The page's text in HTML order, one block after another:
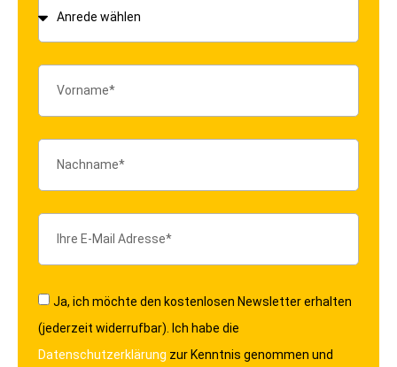
Ja, ich möchte den kostenlosen Newsletter erhalten
(jederzeit widerrufbar). Ich habe die
Datenschutzerklärung zur Kenntnis genommen und